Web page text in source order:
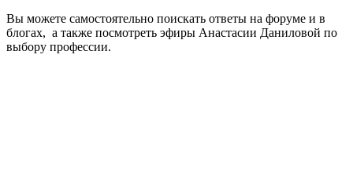
Вы можете самостоятельно поискать ответы на форуме и в
блогах, а также посмотреть эфиры Анастасии Даниловой по
выбору профессии.